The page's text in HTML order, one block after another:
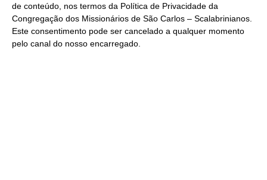
de conteúdo, nos termos da Política de Privacidade da
Congregação dos Missionários de São Carlos – Scalabrinianos.
Este consentimento pode ser cancelado a qualquer momento
pelo canal do nosso encarregado